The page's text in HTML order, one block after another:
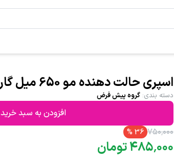
اسپری حالت دهنده مو 650 میل گارنیک بیوتی
دسته بندی: گروه پیش فرض
افزودن به سبد خرید
۷۵۰٬۰۰۰ 36
%
۴۸۵٬۰۰۰ تومان